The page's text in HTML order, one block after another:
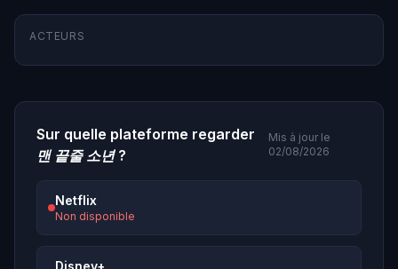
ACTEURS
Sur quelle plateforme regarder
맨 끝줄 소년?
Mis à jour le
02/08/2026
Netflix
Non disponible